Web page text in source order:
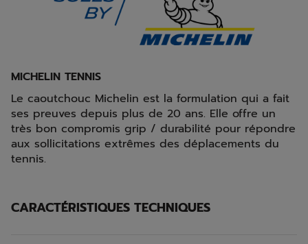
MICHELIN TENNIS
Le caoutchouc Michelin est la formulation qui a fait
ses preuves depuis plus de 20 ans. Elle offre un
très bon compromis grip / durabilité pour répondre
aux sollicitations extrêmes des déplacements du
tennis.
CARACTÉRISTIQUES TECHNIQUES